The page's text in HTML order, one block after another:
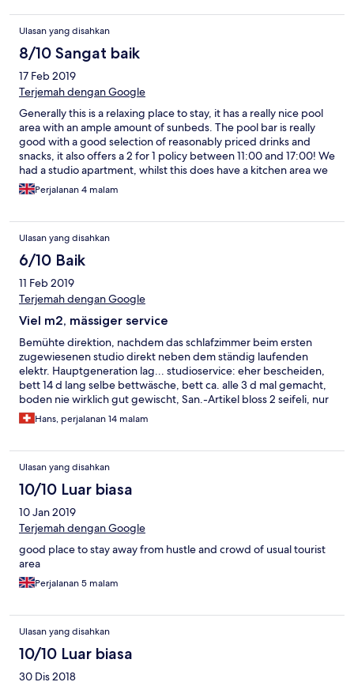
seemed quite disinterested we had paid extra for a property
with a double bed! Otherwise the restaurant was good value
and reasonably accommodating to vegan diet but would be a
help if they provided non dairy milk at breakfast. Enjoyable stay
none the less.
Ulasan yang disahkan
8/10 Sangat baik
17 Feb 2019
Terjemah dengan Google
Generally this is a relaxing place to stay, it has a really nice pool
area with an ample amount of sunbeds. The pool bar is really
good with a good selection of reasonably priced drinks and
snacks, it also offers a 2 for 1 policy between 11:00 and 17:00! We
had a studio apartment, whilst this does have a kitchen area we
didn't choose to use it, the restaurant serves an excellent
breakfast at a great price and a good selection of evening meals
whenever they can. The only negative aspects are, the rooms
are slightly dated although clean with plenty of clean towels, our
room didn't have air conditioning which wasn't an issue for us in
February but could be later in the year. We would return off
season when the temperature wasn't at it's highest.
Perjalanan 4 malam
Ulasan yang disahkan
6/10 Baik
11 Feb 2019
Terjemah dengan Google
Viel m2, mässiger service
Bemühte direktion, nachdem das schlafzimmer beim ersten
zugewiesenen studio direkt neben dem ständig laufenden
elektr. Hauptgeneration lag... studioservice: eher bescheiden,
bett 14 d lang selbe bettwäsche, bett ca. alle 3 d mal gemacht,
boden nie wirklich gut gewischt, San.-Artikel bloss 2 seifeli, nur
4 langweilige deutsche privat-werbe-tv-sender (sat 1, pro 7...).
Immerhin: grosses studio, viel platz.
Hans, perjalanan 14 malam
Ulasan yang disahkan
10/10 Luar biasa
10 Jan 2019
Terjemah dengan Google
good place to stay away from hustle and crowd of usual tourist
area
Perjalanan 5 malam
Ulasan yang disahkan
10/10 Luar biasa
30 Dis 2018